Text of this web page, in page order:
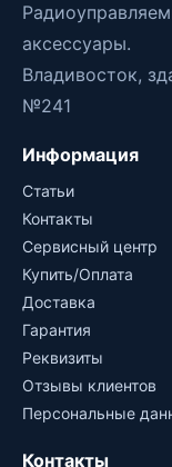
аксессуары.
Владивосток,
№241
Информация
Статьи
Контакты
Сервисный центр
Купить/Оплата
Доставка
Гарантия
Реквизиты
Отзывы клиентов
Персональные
Контакты